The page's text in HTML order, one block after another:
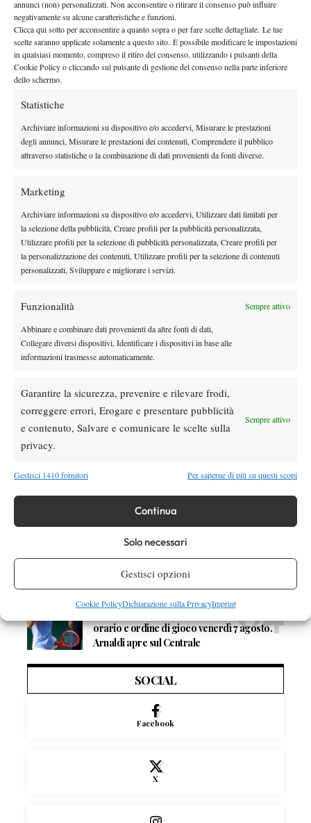
annunci (non) personalizzati. Non acconsentire o ritirare il consenso può influire
negativamente su alcune caratteristiche e funzioni.
Clicca qui sotto per acconsentire a quanto sopra o per fare scelte dettagliate. Le tue
scelte saranno applicate solamente a questo sito. È possibile modificare le impostazioni
in qualsiasi momento, compreso il ritiro del consenso, utilizzando i pulsanti della
Cookie Policy o cliccando sul pulsante di gestione del consenso nella parte inferiore
dello schermo.
Statistiche
Archiviare informazioni su dispositivo e/o accedervi, Misurare le prestazioni
degli annunci, Misurare le prestazioni dei contenuti, Comprendere il pubblico
attraverso statistiche o la combinazione di dati provenienti da fonti diverse.
Marketing
Archiviare informazioni su dispositivo e/o accedervi, Utilizzare dati limitati per
la selezione della pubblicità, Creare profili per la pubblicità personalizzata,
Utilizzare profili per la selezione di pubblicità personalizzata, Creare profili per
la personalizzazione dei contenuti, Utilizzare profili per la selezione di contenuti
personalizzati, Sviluppare e migliorare i servizi.
Funzionalità Sempre attivo
Abbinare e combinare dati provenienti da altre fonti di dati,
Collegare diversi dispositivi, Identificare i dispositivi in base alle
informazioni trasmesse automaticamente.
Garantire la sicurezza, prevenire e rilevare frodi,
correggere errori, Erogare e presentare pubblicità
e contenuto, Salvare e comunicare le scelte sulla
privacy.
Sempre attivo
Gestisci 1410 fornitori Per saperne di più su questi scopi
Continua
Solo necessari
Gestisci opzioni
Cookie PolicyDichiarazione sulla PrivacyImprint
quinta e ultima giornata, col Tennis Forza e Costanza 1911
impegnato a San Colombano al Lambro. Saranno due incontri
decisivi per conquistare uno dei due posti in palio per i play-off
regionali, che spediranno 6 squadre a giocarsi la promozione in
Serie B2 nel successivo tabellone nazionale.
La Dominante (Monza) – Tennis Forza e Costanza 1911 0-6
Matteo Santi (F) b. Davide Spada (D) 6-0 6-1, Ludovico Manessi
(F) b. Davide Ghisoldi (D) 6-4 6-4, Gabriele Lorini (F) b. Mattia
Petruccelli (D) 6-1 6-1, Filippo Torazzi (F) b. Matteo Chianese
Bezzi/Persi (F) b. Petruccelli/Geminiani (D) 6-4 6-3.
TAGGED:Brescia Tennis Forza e Costanza
DI TENDENZA
Effetto Montreal: forfait e sorprese
spazzano via la Top 10, Shelton prova a
resistere
Dalle porte dell’eliminazione alla gloria:
Norrie scrive la sua favola a Montreal,
rimonta folle su de Minaur
Paolini salta il WTA 1000 di Cincinnati, non
difenderà la finale del 2025
Masters 1000 Montreal 2026: programma,
orario e ordine di gioco venerdì 7 agosto.
Arnaldi apre sul Centrale
SOCIAL
Facebook
X